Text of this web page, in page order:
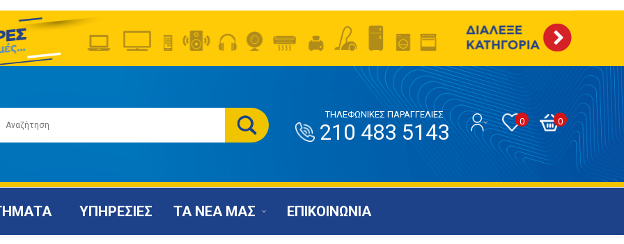
0
0
ΤΗΛΕΦΩΝΙΚΕΣ ΠΑΡΑΓΓΕΛΙΕΣ
210 483 5143
ΥΠΗΡΕΣΙΕΣ ΤΑ ΝΕΑ ΜΑΣ ΕΠΙΚΟΙΝΩΝΙΑ